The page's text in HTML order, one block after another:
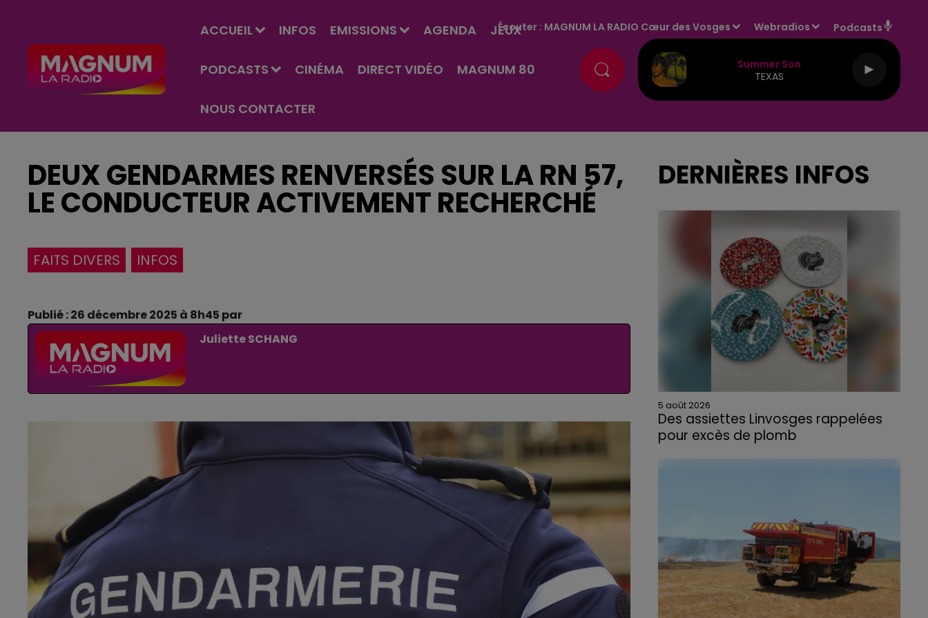
ACCUEIL INFOS EMISSIONS AGENDA JEUX
PODCASTS CINÉMA DIRECT VIDÉO MAGNUM 80
NOUS CONTACTER
Écouter : MAGNUM LA RADIO Cœur des Vosges Webradios Podcasts
Summer Son
TEXAS
DEUX GENDARMES RENVERSÉS SUR LA RN 57,
LE CONDUCTEUR ACTIVEMENT RECHERCHÉ
FAITS DIVERS INFOS
Publié : 26 décembre 2025 à 8h45 par
Juliette SCHANG
DERNIÈRES INFOS
5 août 2026
Des assiettes Linvosges rappelées
pour excès de plomb